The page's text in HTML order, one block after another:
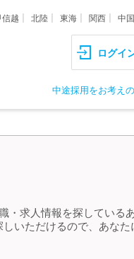
信越 北陸 東海 関西 中国
ログイ
中途採用をお考え
・求人情報を探している
いただけるので、あなた